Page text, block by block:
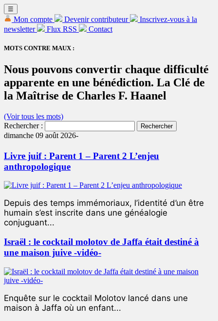
☰
Mon compte Devenir contributeur
Inscrivez-vous à la
newsletter
Flux RSS Contact
MOTS CONTRE MAUX :
Nous pouvons convertir chaque difficulté
apparente en une bénédiction. La Clé de
la Maîtrise de Charles F. Haanel
(Voir tous les mots)
Rechercher :
dimanche 09 août 2026-
Livre juif : Parent 1 – Parent 2 L’enjeu
anthropologique
Depuis des temps immémoriaux, l’identité d’un être
humain s’est inscrite dans une généalogie
conjuguant...
Israël : le cocktail molotov de Jaffa était destiné à
une maison juive -vidéo-
Enquête sur le cocktail Molotov lancé dans une
maison à Jaffa où un enfant...